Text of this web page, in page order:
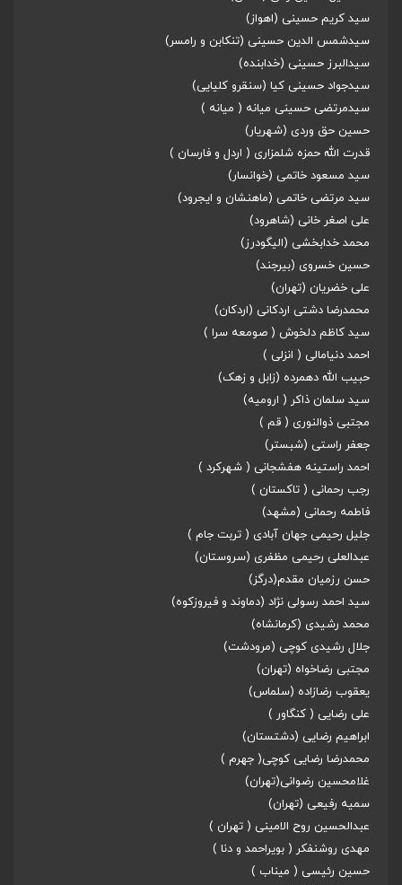
سید کریم حسینی (اهواز)
سیدشمس الدین حسینی (تنکابن و رامسر)
سیدالبرز حسینی (خدابنده)
سیدجواد حسینی کیا (سنقرو کلیایی)
سیدمرتضی حسینی میانه ( میانه )
حسین حق وردی (شهریار)
قدرت الله حمزه شلمزاری ( اردل و فارسان )
سید مسعود خاتمی (خوانسار)
سید مرتضی خاتمی (ماهنشان و ایجرود)
علی اصغر خانی (شاهرود)
محمد خدابخشی (الیگودرز)
حسین خسروی (بیرجند)
علی خضریان (تهران)
محمدرضا دشتی اردکانی (اردکان)
سید کاظم دلخوش ( صومعه سرا )
احمد دنیامالی ( انزلی )
حبیب الله دهمرده (زابل و زهک)
سید سلمان ذاکر ( ارومیه)
مجتبی ذوالنوری ( قم )
جعفر راستی (شبستر)
احمد راستینه هفشجانی ( شهرکرد )
رجب رحمانی ( تاکستان )
فاطمه رحمانی (مشهد)
جلیل رحیمی جهان آبادی ( تربت جام )
عبدالعلی رحیمی مظفری (سروستان)
حسن رزمیان مقدم(درگز)
سید احمد رسولی نژاد (دماوند و فیروزکوه)
محمد رشیدی (کرمانشاه)
جلال رشیدی کوچی (مرودشت)
مجتبی رضاخواه (تهران)
یعقوب رضازاده (سلماس)
علی رضایی (‌ کنگاور )
ابراهیم رضایی (دشتستان)
محمدرضا رضایی کوچی( جهرم )
غلامحسین رضوانی(تهران)
سمیه رفیعی (تهران)
عبدالحسین روح الامینی ( تهران )
مهدی روشنفکر ( بویراحمد و دنا )
حسین رئیسی ( میناب )